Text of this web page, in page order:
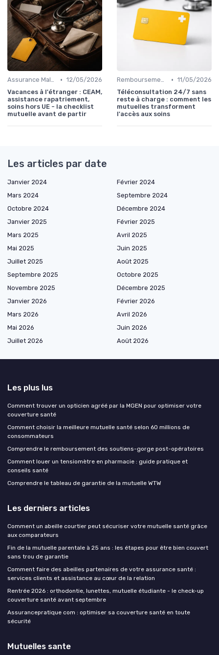
Assurance Maladie et Complémentaire Santé • 12/05/2026
Vacances à l'étranger : CEAM,
assistance rapatriement,
soins hors UE - la checklist
mutuelle avant de partir
Remboursements des Soins Médicaux • 11/05/2026
Téléconsultation 24/7 sans
reste à charge : comment les
mutuelles transforment
l'accès aux soins
Les articles par date
Janvier 2024
Février 2024
Mars 2024
Septembre 2024
Octobre 2024
Décembre 2024
Janvier 2025
Février 2025
Mars 2025
Avril 2025
Mai 2025
Juin 2025
Juillet 2025
Août 2025
Septembre 2025
Octobre 2025
Novembre 2025
Décembre 2025
Janvier 2026
Février 2026
Mars 2026
Avril 2026
Mai 2026
Juin 2026
Juillet 2026
Août 2026
Les plus lus
Comment trouver un opticien agréé par la MGEN pour optimiser votre
couverture santé
Comment choisir la meilleure mutuelle santé selon 60 millions de
consommateurs
Comprendre le remboursement des soutiens-gorge post-opératoires
Comment louer un tensiomètre en pharmacie : guide pratique et
conseils santé
Comprendre le tableau de garantie de la mutuelle WTW
Les derniers articles
Comment un abeille courtier peut sécuriser votre mutuelle santé grâce
aux comparateurs
Fin de la mutuelle parentale à 25 ans : les étapes pour être bien couvert
sans trou de garantie
Comment faire des abeilles partenaires de votre assurance santé :
services clients et assistance au cœur de la relation
Rentrée 2026 : orthodontie, lunettes, mutuelle étudiante - le check-up
couverture santé avant septembre
Assurancepratique com : optimiser sa couverture santé en toute
sécurité
Mutuelles sante